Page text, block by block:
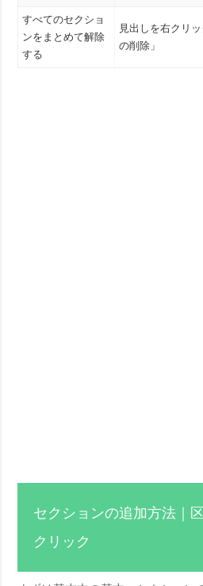
すべてのセクショ
ンをまとめて解除
する
見出しを右クリ
の削除」
セクションの追加方法｜
クリック